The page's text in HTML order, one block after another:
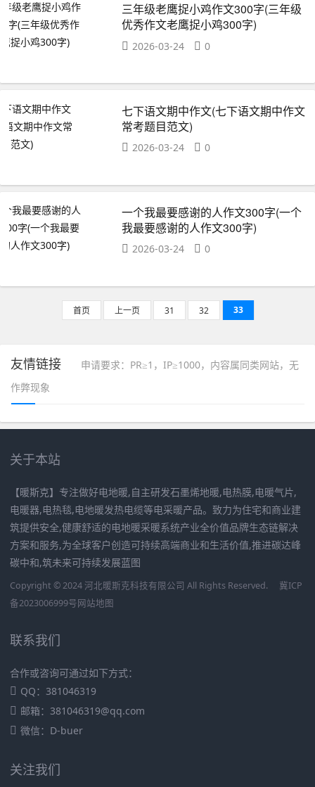
三年级老鹰捉小鸡作文300字(三年级
优秀作文老鹰捉小鸡300字)
2026-03-24 0
七下语文期中作文(七下语文期中作文
常考题目范文)
2026-03-24 0
一个我最要感谢的人作文300字(一个
我最要感谢的人作文300字)
2026-03-24 0
首页 上一页 31 32 33
友情链接
申请要求：PR≥1，IP≥1000，内容属同类网站，无
作弊现象
关于本站
【暖斯克】专注做好电地暖,自主研发石墨烯地暖,电热膜,电暖气片,
电暖器,电热毯,电地暖发热电缆等电采暖产品。致力为住宅和商业建
筑提供安全,健康舒适的电地暖采暖系统产业全价值品牌生态链解决
方案和服务,为全球客户创造可持续高端商业和生活价值,推进碳达峰
碳中和,筑未来可持续发展蓝图
Copyright © 2024 河北暖斯克科技有限公司 All Rights Reserved.
冀ICP
备2023006999号网站地图
联系我们
合作或咨询可通过如下方式：
QQ：381046319
邮箱：381046319@qq.com
微信：D-buer
关注我们